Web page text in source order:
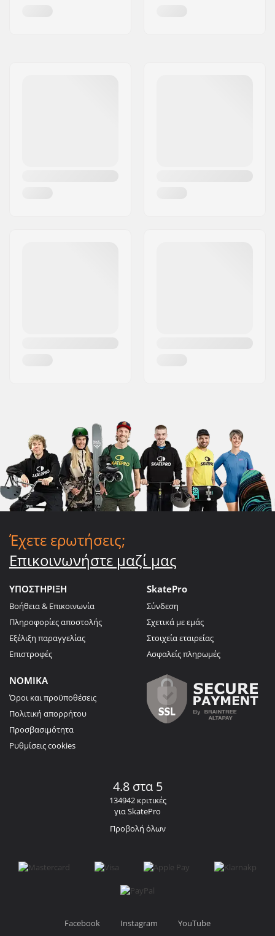
Έχετε ερωτήσεις;
Επικοινωνήστε μαζί μας
ΥΠΟΣΤΗΡΙΞΗ
Βοήθεια & Επικοινωνία
Πληροφορίες αποστολής
Εξέλιξη παραγγελίας
Επιστροφές
SkatePro
Σύνδεση
Σχετικά με εμάς
Στοιχεία εταιρείας
Ασφαλείς πληρωμές
ΝΟΜΙΚΑ
Όροι και προϋποθέσεις
Πολιτική απορρήτου
Προσβασιμότητα
Ρυθμίσεις cookies
4.8 στα 5
134942 κριτικές
για SkatePro
Προβολή όλων
Facebook Instagram YouTube